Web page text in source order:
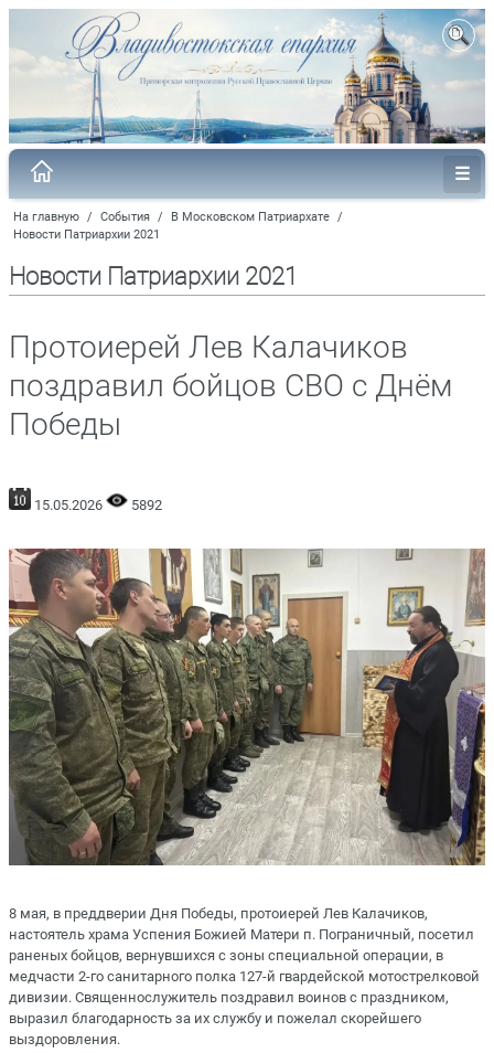
На главную / События / В Московском Патриархате /
Новости Патриархии 2021
Новости Патриархии 2021
Протоиерей Лев Калачиков
поздравил бойцов СВО с Днём
Победы
15.05.2026 5892
8 мая, в преддверии Дня Победы, протоиерей Лев Калачиков,
настоятель храма Успения Божией Матери п. Пограничный, посетил
раненых бойцов, вернувшихся с зоны специальной операции, в
медчасти 2-го санитарного полка 127-й гвардейской мотострелковой
дивизии. Священнослужитель поздравил воинов с праздником,
выразил благодарность за их службу и пожелал скорейшего
выздоровления.